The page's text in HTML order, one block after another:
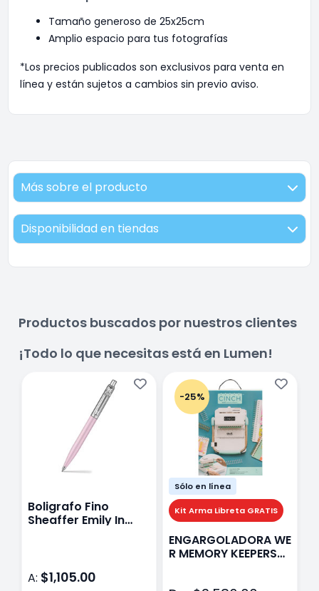
Tamaño generoso de 25x25cm
Amplio espacio para tus fotografías
*Los precios publicados son exclusivos para venta en
línea y están sujetos a cambios sin previo aviso.
Más sobre el producto
Disponibilidad en tiendas
Productos buscados por nuestros clientes
¡Todo lo que necesitas está en Lumen!
Boligrafo Fino
Sheaffer Emily In
A: $1,105.00
-25%
Sólo en línea
Kit Arma Libreta GRATIS
ENGARGOLADORA WE
R MEMORY KEEPERS